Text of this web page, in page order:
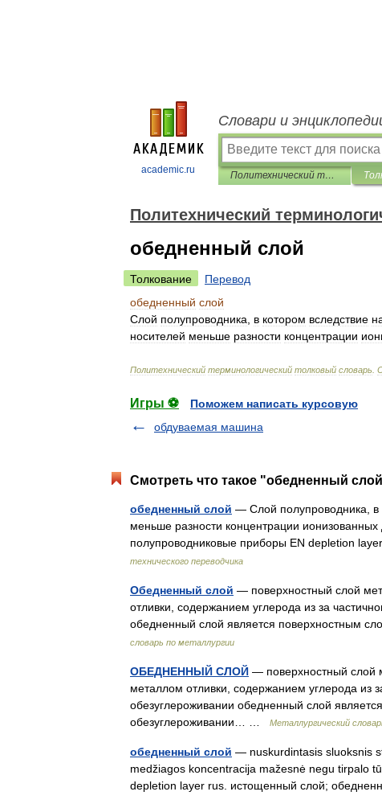
academic.ru
Словари и
Политехнический терминологический толковый словарь
Политехнический
обедненный слой
Толкование
Перевод
обедненный слой
Слой полупроводника в котором вследствие
носителей меньше разности концентрации
Политехнический терминологический толковый словарь
Игры ⚽
Поможем написать курсовую
обдуваемая машина
Смотреть что такое "обедненный
обедненный слой — Слой полупроводника, в
меньше разности концентрации
полупроводниковые приборы EN depletion
технического переводчика
Обедненный слой — поверхностный слой
отливки, содержанием углерода из за
обедненный слой является поверхностным
словарь по металлургии
ОБЕДНЕННЫЙ СЛОЙ — поверхностный слой
металлом отливки, содержанием углерода из
обезуглероживании обедненный слой
обезуглероживании… …
Металлургический
обедненный слой — nuskurdintasis sluoksnis
medžiagos koncentracija mažesnė negu tirpalo
depletion layer rus. истощенный слой;